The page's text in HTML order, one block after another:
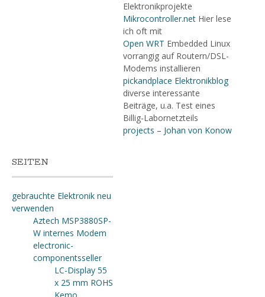
Elektronikprojekte
Mikrocontroller.netHier lese
ich oft mit
Open WRT Embedded Linux
vorrangig auf Routern/DSL-
Modems installieren
pickandplace Elektronikblog
diverse interessante
Beiträge, u.a. Test eines
Billig-Labornetzteils
projects – Johan von Konow
SEITEN
gebrauchte Elektronik neu
verwenden
Aztech MSP3880SP-
W internes Modem
electronic-
componentsseller
LC-Display 55
x 25 mm ROHS